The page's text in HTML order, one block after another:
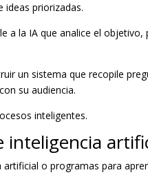
ideas priorizadas.
a la IA que analice el
un sistema que recopile
su audiencia.
inteligentes.
inteligencia
o programas para